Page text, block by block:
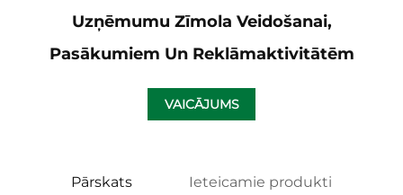
Uzņēmumu Zīmola Veidošanai,
Pasākumiem Un Reklāmaktivitātēm
VAICĀJUMS
Pārskats Ieteicamie produkti